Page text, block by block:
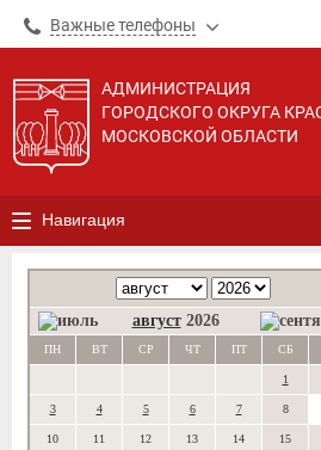
Важные телефоны
АДМИНИСТРАЦИЯ
ГОРОДСКОГО ОКРУГА
МОСКОВСКОЙ ОБЛАСТИ
Навигация
август 2026
ПН ВТ СР ЧТ ПТ СБ
1
3 4 5 6 7 8
10 11 12 13 14 15